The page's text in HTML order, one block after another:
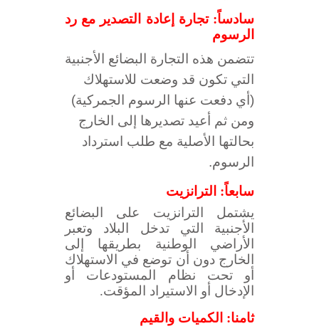
سادساً: تجارة إعادة التصدير مع رد
الرسوم
تتضمن هذه التجارة البضائع الأجنبية
التي تكون قد وضعت للاستهلاك
(أي دفعت عنها الرسوم الجمركية)
ومن ثم أعيد تصديرها إلى الخارج
بحالتها الأصلية مع طلب استرداد
الرسوم.
سابعاً: الترانزيت
يشتمل الترانزيت على البضائع
الأجنبية التي تدخل البلاد وتعبر
الأراضي الوطنية بطريقها إلى
الخارج دون أن توضع في الاستهلاك
أو تحت نظام المستودعات أو
الإدخال أو الاستيراد المؤقت.
ثامنا: الكميات والقيم